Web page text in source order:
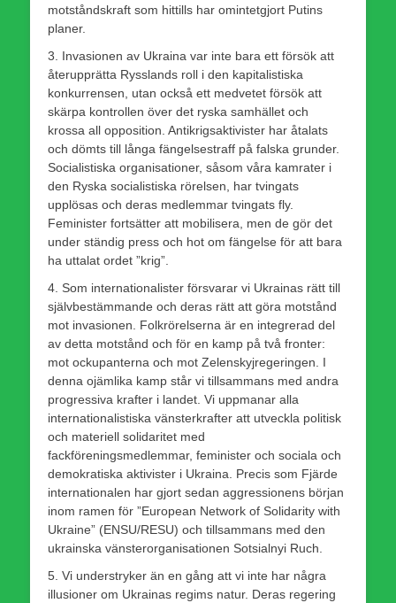
motståndskraft som hittills har omintetgjort Putins
planer.
3. Invasionen av Ukraina var inte bara ett försök att
återupprätta Rysslands roll i den kapitalistiska
konkurrensen, utan också ett medvetet försök att
skärpa kontrollen över det ryska samhället och
krossa all opposition. Antikrigsaktivister har åtalats
och dömts till långa fängelsestraff på falska grunder.
Socialistiska organisationer, såsom våra kamrater i
den Ryska socialistiska rörelsen, har tvingats
upplösas och deras medlemmar tvingats fly.
Feminister fortsätter att mobilisera, men de gör det
under ständig press och hot om fängelse för att bara
ha uttalat ordet ”krig”.
4. Som internationalister försvarar vi Ukrainas rätt till
självbestämmande och deras rätt att göra motstånd
mot invasionen. Folkrörelserna är en integrerad del
av detta motstånd och för en kamp på två fronter:
mot ockupanterna och mot Zelenskyjregeringen. I
denna ojämlika kamp står vi tillsammans med andra
progressiva krafter i landet. Vi uppmanar alla
internationalistiska vänsterkrafter att utveckla politisk
och materiell solidaritet med
fackföreningsmedlemmar, feminister och sociala och
demokratiska aktivister i Ukraina. Precis som Fjärde
internationalen har gjort sedan aggressionens början
inom ramen för ”European Network of Solidarity with
Ukraine” (ENSU/RESU) och tillsammans med den
ukrainska vänsterorganisationen Sotsialnyi Ruch.
5. Vi understryker än en gång att vi inte har några
illusioner om Ukrainas regims natur. Deras regering